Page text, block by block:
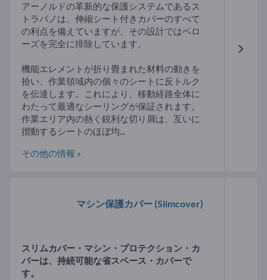
アーノルドの革新的な保護システムであるス
トラパノは、伸縮シート付きカバーのすべて
の利点を備えていますが、その設計ではベロ
ーズを完全に排除しています。
機能エレメントが折り畳まれた材料の動きを
拾い、作業領域内の個々のシートに反トルク
を伝達します。これにより、移動経路全体に
わたって最適なシーリングが保証されます。
作業エリア内の熱く鋭利な切り屑は、互いに
摺動するシートのほぼ均...
その他の情報 »
マシン保護カバー (Slimcover)
スリムカバー・マシン・プロテクション・カ
バーは、持続可能な省スペース・カバーで
す。